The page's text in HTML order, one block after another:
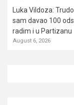
Luka Vildoza:
sam davao 100
radim i u Partizanu
August 6, 2026